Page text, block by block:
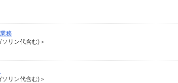
務
リン代含む)＞
リン代含む)＞